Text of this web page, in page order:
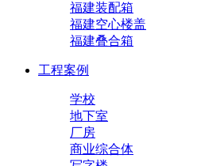
福建装配箱
福建空心楼盖
福建叠合箱
工程案例
学校
地下室
厂房
商业综合体